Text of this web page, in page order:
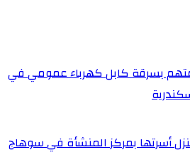
بسرقة كابل كهرباء عمومي في
أسرتها بمركز المنشأة في سوهاج